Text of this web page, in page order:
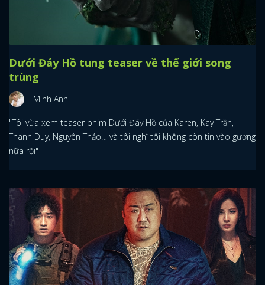
Dưới Đáy Hồ tung teaser về thế giới song
trùng
Minh Anh
"Tôi vừa xem teaser phim Dưới Đáy Hồ của Karen, Kay Trần,
Thanh Duy, Nguyên Thảo… và tôi nghĩ tôi không còn tin vào gương
nữa rồi"